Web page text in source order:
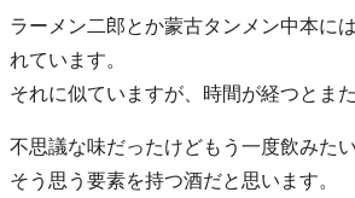
ラーメン二郎とか蒙古タンメン中本に
れています。
それに似ていますが、時間が経つとま
不思議な味だったけどもう一度飲みたい
そう思う要素を持つ酒だと思います。